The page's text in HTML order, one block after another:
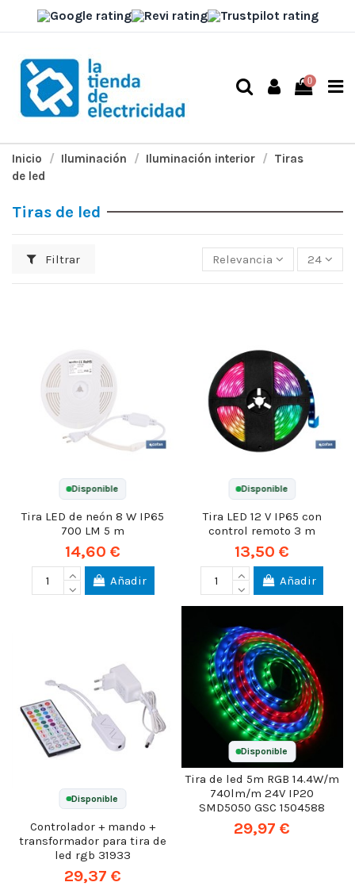
0
Inicio Iluminación Iluminación interior
Tiras
de led
Tiras de led
Filtrar Relevancia 24
Disponible
Tira LED de neón 8 W IP65
700 LM 5 m
14,60 €
Añadir
Disponible
Tira LED 12 V IP65 con
control remoto 3 m
13,50 €
Añadir
Disponible
Controlador + mando +
transformador para tira de
led rgb 31933
29,37 €
Disponible
Tira de led 5m RGB 14.4W/m
740lm/m 24V IP20
SMD5050 GSC 1504588
29,97 €